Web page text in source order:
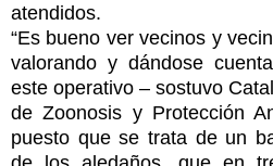
atendidos.
“Es bueno ver vecinos y
valorando y dándose
este operativo – sostuvo
de Zoonosis y Protección
puesto que se trata de un